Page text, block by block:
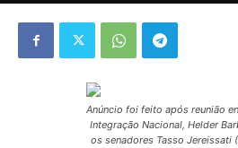
Anúncio foi feito após reunião
Integração Nacional, Helder
os senadores Tasso Jereissati